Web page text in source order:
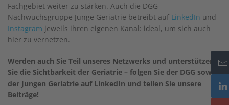
Fachgebiet weiter zu stärken. Auch die DGG-
Nachwuchsgruppe Junge Geriatrie betreibt auf LinkedIn und
Instagram jeweils ihren eigenen Kanal: ideal, um sich auch
hier zu vernetzen.
Werden auch Sie Teil unseres Netzwerks und unterstützen
Sie die Sichtbarkeit der Geriatrie – folgen Sie der DGG sowie
der Jungen Geriatrie auf LinkedIn und teilen Sie unsere
Beiträge!